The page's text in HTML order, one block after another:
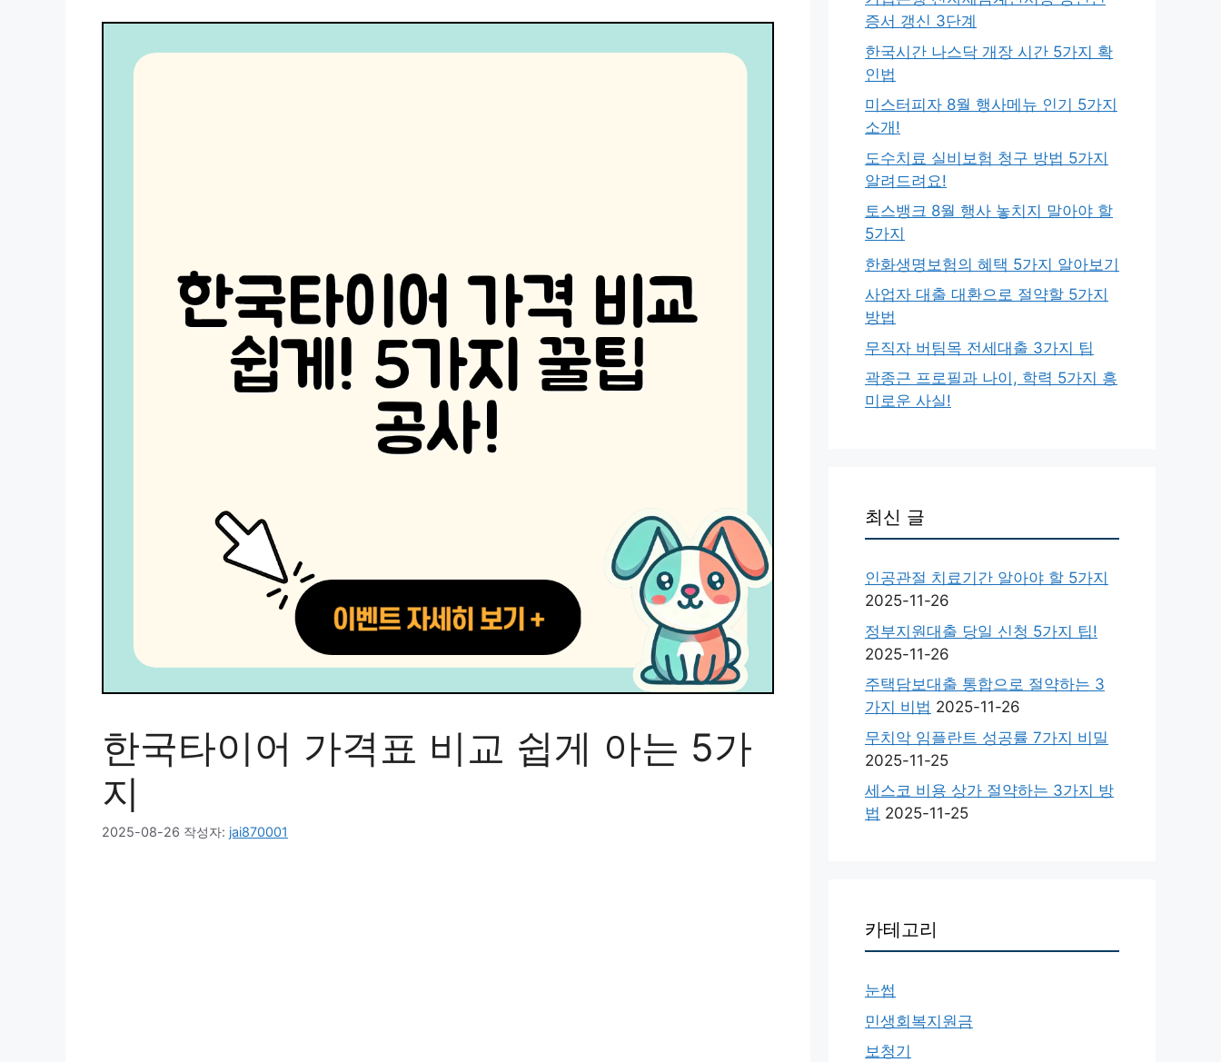
한국타이어 가격표 비교 쉽게 아는 5가
지
2025-08-26 작성자: jai870001
증서 갱신 3단계
한국시간 나스닥 개장 시간 5가지 확
인법
미스터피자 8월 행사메뉴 인기 5가지
소개!
도수치료 실비보험 청구 방법 5가지
알려드려요!
토스뱅크 8월 행사 놓치지 말아야 할
5가지
한화생명보험의 혜택 5가지 알아보기
사업자 대출 대환으로 절약할 5가지
방법
무직자 버팀목 전세대출 3가지 팁
곽종근 프로필과 나이, 학력 5가지 흥
미로운 사실!
최신 글
인공관절 치료기간 알아야 할 5가지
2025-11-26
정부지원대출 당일 신청 5가지 팁!
2025-11-26
주택담보대출 통합으로 절약하는 3
가지 비법 2025-11-26
무치악 임플란트 성공률 7가지 비밀
2025-11-25
세스코 비용 상가 절약하는 3가지 방
법 2025-11-25
카테고리
눈썹
민생회복지원금
보청기